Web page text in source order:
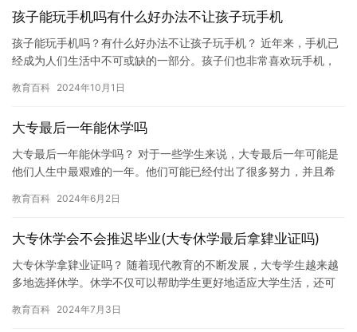
孩子能玩手机吗有什么好办法不让孩子玩手机
孩子能玩手机吗？有什么好办法不让孩子玩手机？ 近年来，手机已
经成为人们生活中不可或缺的一部分。孩子们也非常喜欢玩手机，
娱乐…
教育百科 2024年10月1日
大专最后一年能休学吗
大专最后一年能休学吗？ 对于一些学生来说，大专最后一年可能是
他们人生中最艰难的一年。他们可能已经付出了很多努力，并且希
在…
教育百科 2024年6月2日
大专休学会不会推迟毕业(大专休学最后拿肄业证吗)
大专休学拿肄业证吗？ 随着现代教育的不断发展，大专学生越来越
多地选择休学。休学不仅可以帮助学生更好地适应大学生活，还可
于许…
教育百科 2024年7月3日